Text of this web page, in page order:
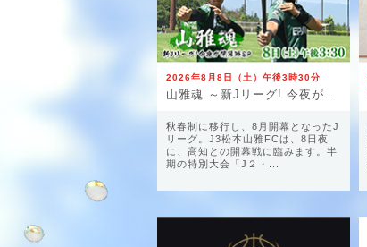
2026年8月8日（土）午後3時30分
山雅魂 ～新Jリーグ! 今夜が開幕戦SP～
秋春制に移行し、8月開幕となったJ
リーグ。J3松本山雅FCは、8日夜
に、高知との開幕戦に臨みます。半
期の特別大会「J２・...